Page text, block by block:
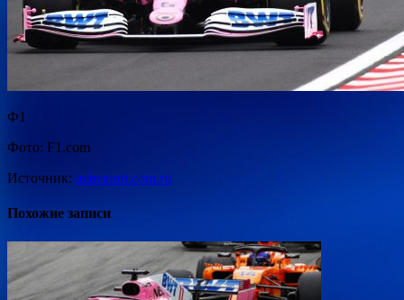
Ф1
Фото: F1.com
Источник: autosport.com.ru
Похожие записи